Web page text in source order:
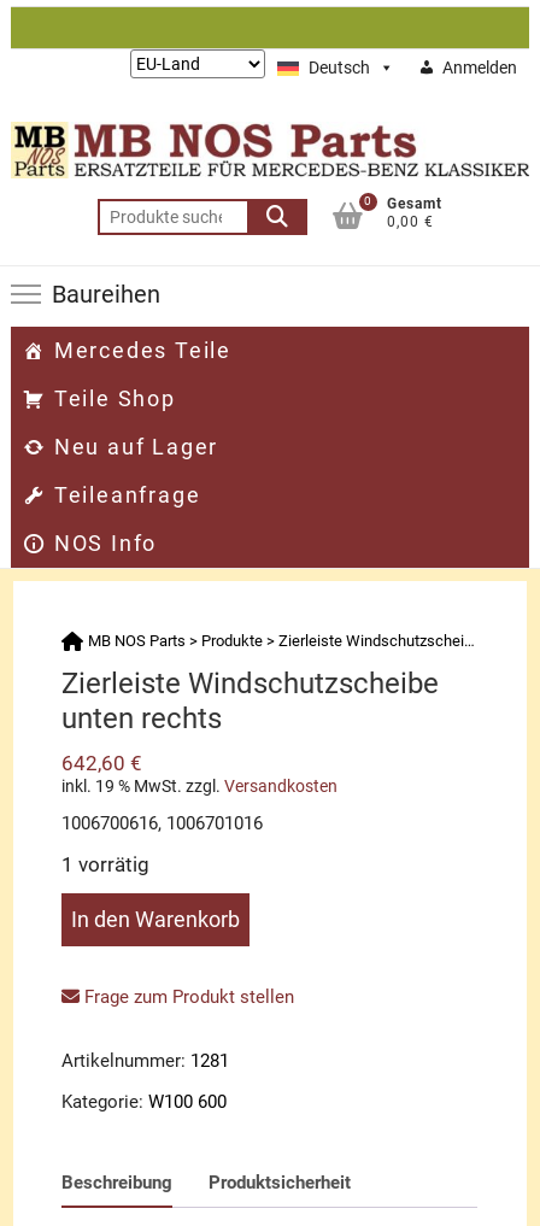
Zum
Deutsch Anmelden
Lieferung
Suchen
nach:
0
Gesamt
0,00 €
Baureihen
Mercedes Teile
Teile Shop
Neu auf Lager
Teileanfrage
NOS Info
MB NOS Parts > Produkte >Zierleiste Windschutzscheibe unten rechts
Zierleiste Windschutzscheibe
unten rechts
642,60€
inkl. 19 % MwSt. zzgl.Versandkosten
1006700616, 1006701016
1 vorrätig
Zierleiste
rechts
In den Warenkorb
Frage zum Produkt stellen
Artikelnummer: 1281
Kategorie:W100 600
Beschreibung Produktsicherheit